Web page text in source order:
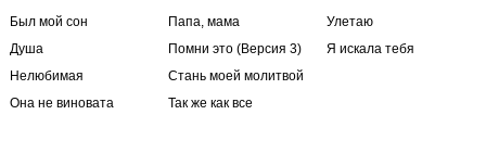
Был мой сон
Душа
Нелюбимая
Она не виновата
Папа, мама
Помни это (Версия 3)
Стань моей молитвой
Так же как все
Улетаю
Я искала тебя